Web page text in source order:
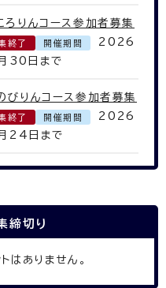
ろりんコース参加者募集
終了 開催期間
2026
30日まで
びりんコース参加者募集
終了 開催期間
2026
24日まで
締切り
はありません。